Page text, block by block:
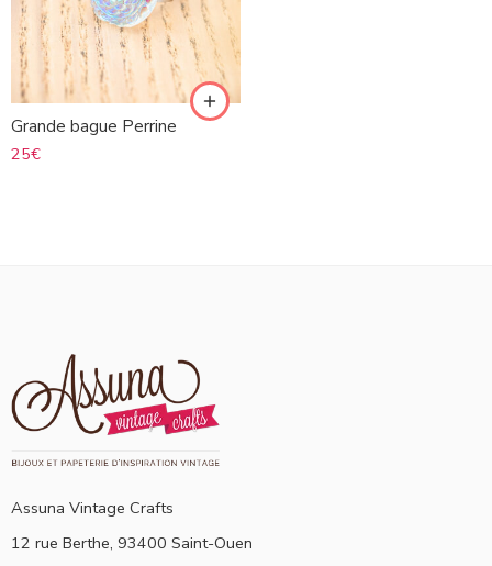
Grande bague Perrine
25€
Assuna Vintage Crafts
12 rue Berthe, 93400 Saint-Ouen